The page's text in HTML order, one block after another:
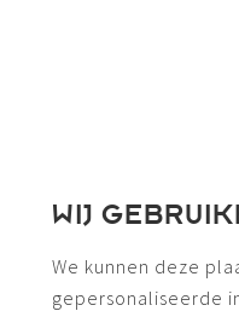
WIJ
We kunnen deze
gepersonaliseerde